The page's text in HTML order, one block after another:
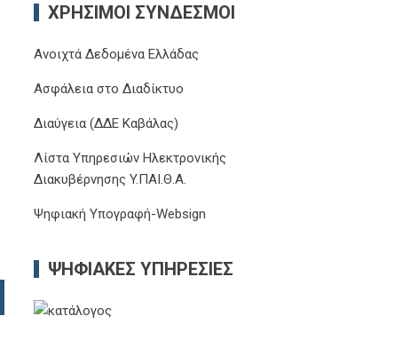
ΧΡΉΣΙΜΟΙ ΣΎΝΔΕΣΜΟΙ
Ανοιχτά Δεδομένα Ελλάδας
Ασφάλεια στο Διαδίκτυο
Διαύγεια (ΔΔΕ Καβάλας)
Λίστα Υπηρεσιών Ηλεκτρονικής
Διακυβέρνησης Y.ΠΑΙ.Θ.Α.
Ψηφιακή Υπογραφή-Websign
ΨΗΦΙΑΚΈΣ ΥΠΗΡΕΣΊΕΣ